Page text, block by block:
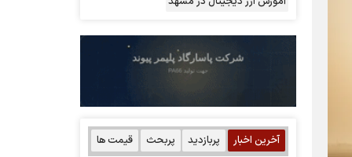
آخرین اخبار پربازدید پربحث قیمت ها